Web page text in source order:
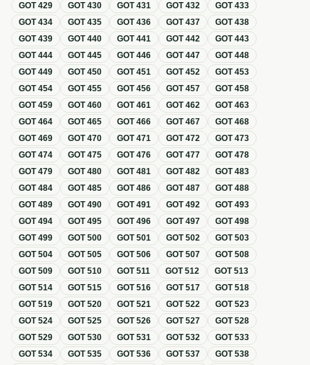
GOT429 GOT430 GOT431 GOT432 GOT433
GOT434 GOT435 GOT436 GOT437 GOT438
GOT439 GOT440 GOT441 GOT442 GOT443
GOT444 GOT445 GOT446 GOT447 GOT448
GOT449 GOT450 GOT451 GOT452 GOT453
GOT454 GOT455 GOT456 GOT457 GOT458
GOT459 GOT460 GOT461 GOT462 GOT463
GOT464 GOT465 GOT466 GOT467 GOT468
GOT469 GOT470 GOT471 GOT472 GOT473
GOT474 GOT475 GOT476 GOT477 GOT478
GOT479 GOT480 GOT481 GOT482 GOT483
GOT484 GOT485 GOT486 GOT487 GOT488
GOT489 GOT490 GOT491 GOT492 GOT493
GOT494 GOT495 GOT496 GOT497 GOT498
GOT499 GOT500 GOT501 GOT502 GOT503
GOT504 GOT505 GOT506 GOT507 GOT508
GOT509 GOT510 GOT511 GOT512 GOT513
GOT514 GOT515 GOT516 GOT517 GOT518
GOT519 GOT520 GOT521 GOT522 GOT523
GOT524 GOT525 GOT526 GOT527 GOT528
GOT529 GOT530 GOT531 GOT532 GOT533
GOT534 GOT535 GOT536 GOT537 GOT538